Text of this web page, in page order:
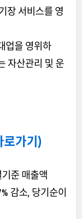
장 서비스를 영
업을 영위하
자산관리 및 운
로가기)
기준 매출액
감소, 당기순이